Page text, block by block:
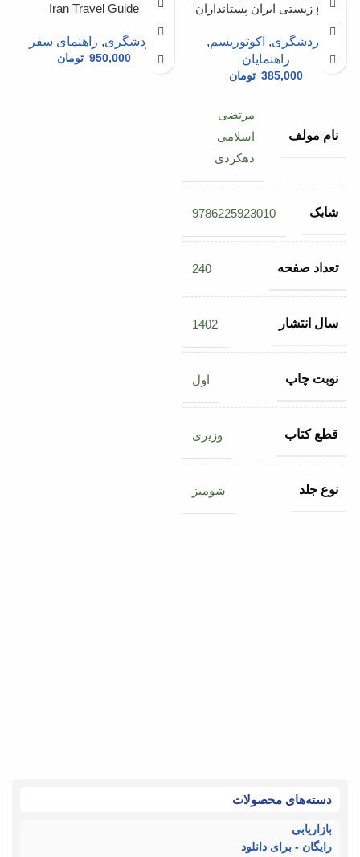
تنوع زیستی ایران پستانداران
گردشگری, اکوتوریسم,
راهنمایان
385,000 تومان
نام مولف
مرتضی
اسلامی
دهکردی
شابک 9786225923010
تعداد صفحه 240
سال انتشار 1402
نوبت چاپ اول
قطع کتاب وزیری
نوع جلد شومیز
Iran Travel Guide
گردشگری, راهنمای سفر
950,000 تومان
دسته‌های محصولات
بازاریابی
رایگان - برای دانلود